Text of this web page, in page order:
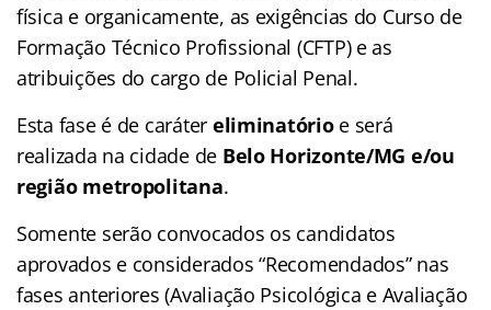
física e organicamente, as exigências do Curso de
Formação Técnico Profissional (CFTP) e as
atribuições do cargo de Policial Penal.
Esta fase é de caráter eliminatórioe será
realizada na cidade de Belo Horizonte/MG e/ou
região metropolitana.
Somente serão convocados os candidatos
aprovados e considerados “Recomendados” nas
fases anteriores (Avaliação Psicológica e Avaliação